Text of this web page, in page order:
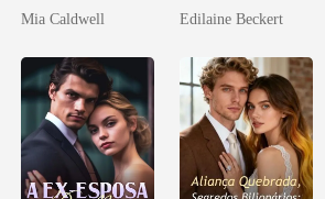
Mia Caldwell Edilaine Beckert